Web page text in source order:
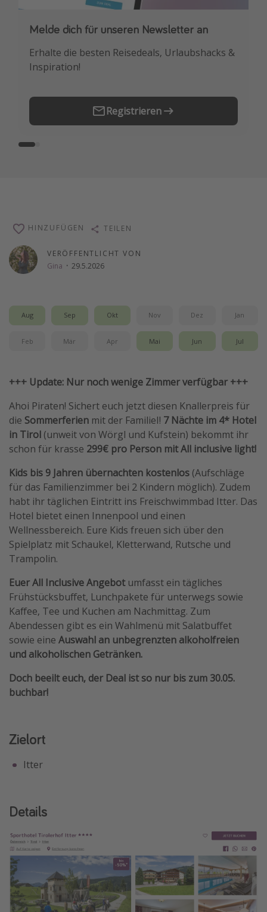
Melde dich für unseren Newsletter an
Erhalte die besten Reisedeals, Urlaubshacks &
Inspiration!
Registrieren
Downloade unsere App
Buche die besten Reiseschnäppchen als
Erstes.
VERÖFFENTLICHT VON
Gina · 29.5.2026
HINZUFÜGEN TEILEN
Aug Sep Okt Nov Dez Jan
Feb Mär Apr Mai Jun Jul
+++ Update: Nur noch wenige Zimmer verfügbar +++
Ahoi Piraten! Sichert euch jetzt diesen Knallerpreis für
die Sommerferien mit der FamilieI! 7 Nächte im 4* Hotel
in Tirol (unweit von Wörgl und Kufstein) bekommt ihr
schon für krasse 299€ pro Person mit All inclusive light!
Kids bis 9 Jahren übernachten kostenlos (Aufschläge
für das Familienzimmer bei 2 Kindern möglich). Zudem
habt ihr täglichen Eintritt ins Freischwimmbad Itter. Das
Hotel bietet einen Innenpool und einen
Wellnessbereich. Eure Kids freuen sich über den
Spielplatz mit Schaukel, Kletterwand, Rutsche und
Trampolin.
Euer All Inclusive Angebotumfasst ein tägliches
Frühstücksbuffet, Lunchpakete für unterwegs sowie
Kaffee, Tee und Kuchen am Nachmittag. Zum
Abendessen gibt es ein Wahlmenü mit Salatbuffet
sowie eine Auswahl an unbegrenzten alkoholfreien
und alkoholischen Getränken.
Doch beeilt euch, der Deal ist so nur bis zum 30.05.
buchbar!
Zielort
Itter
Details